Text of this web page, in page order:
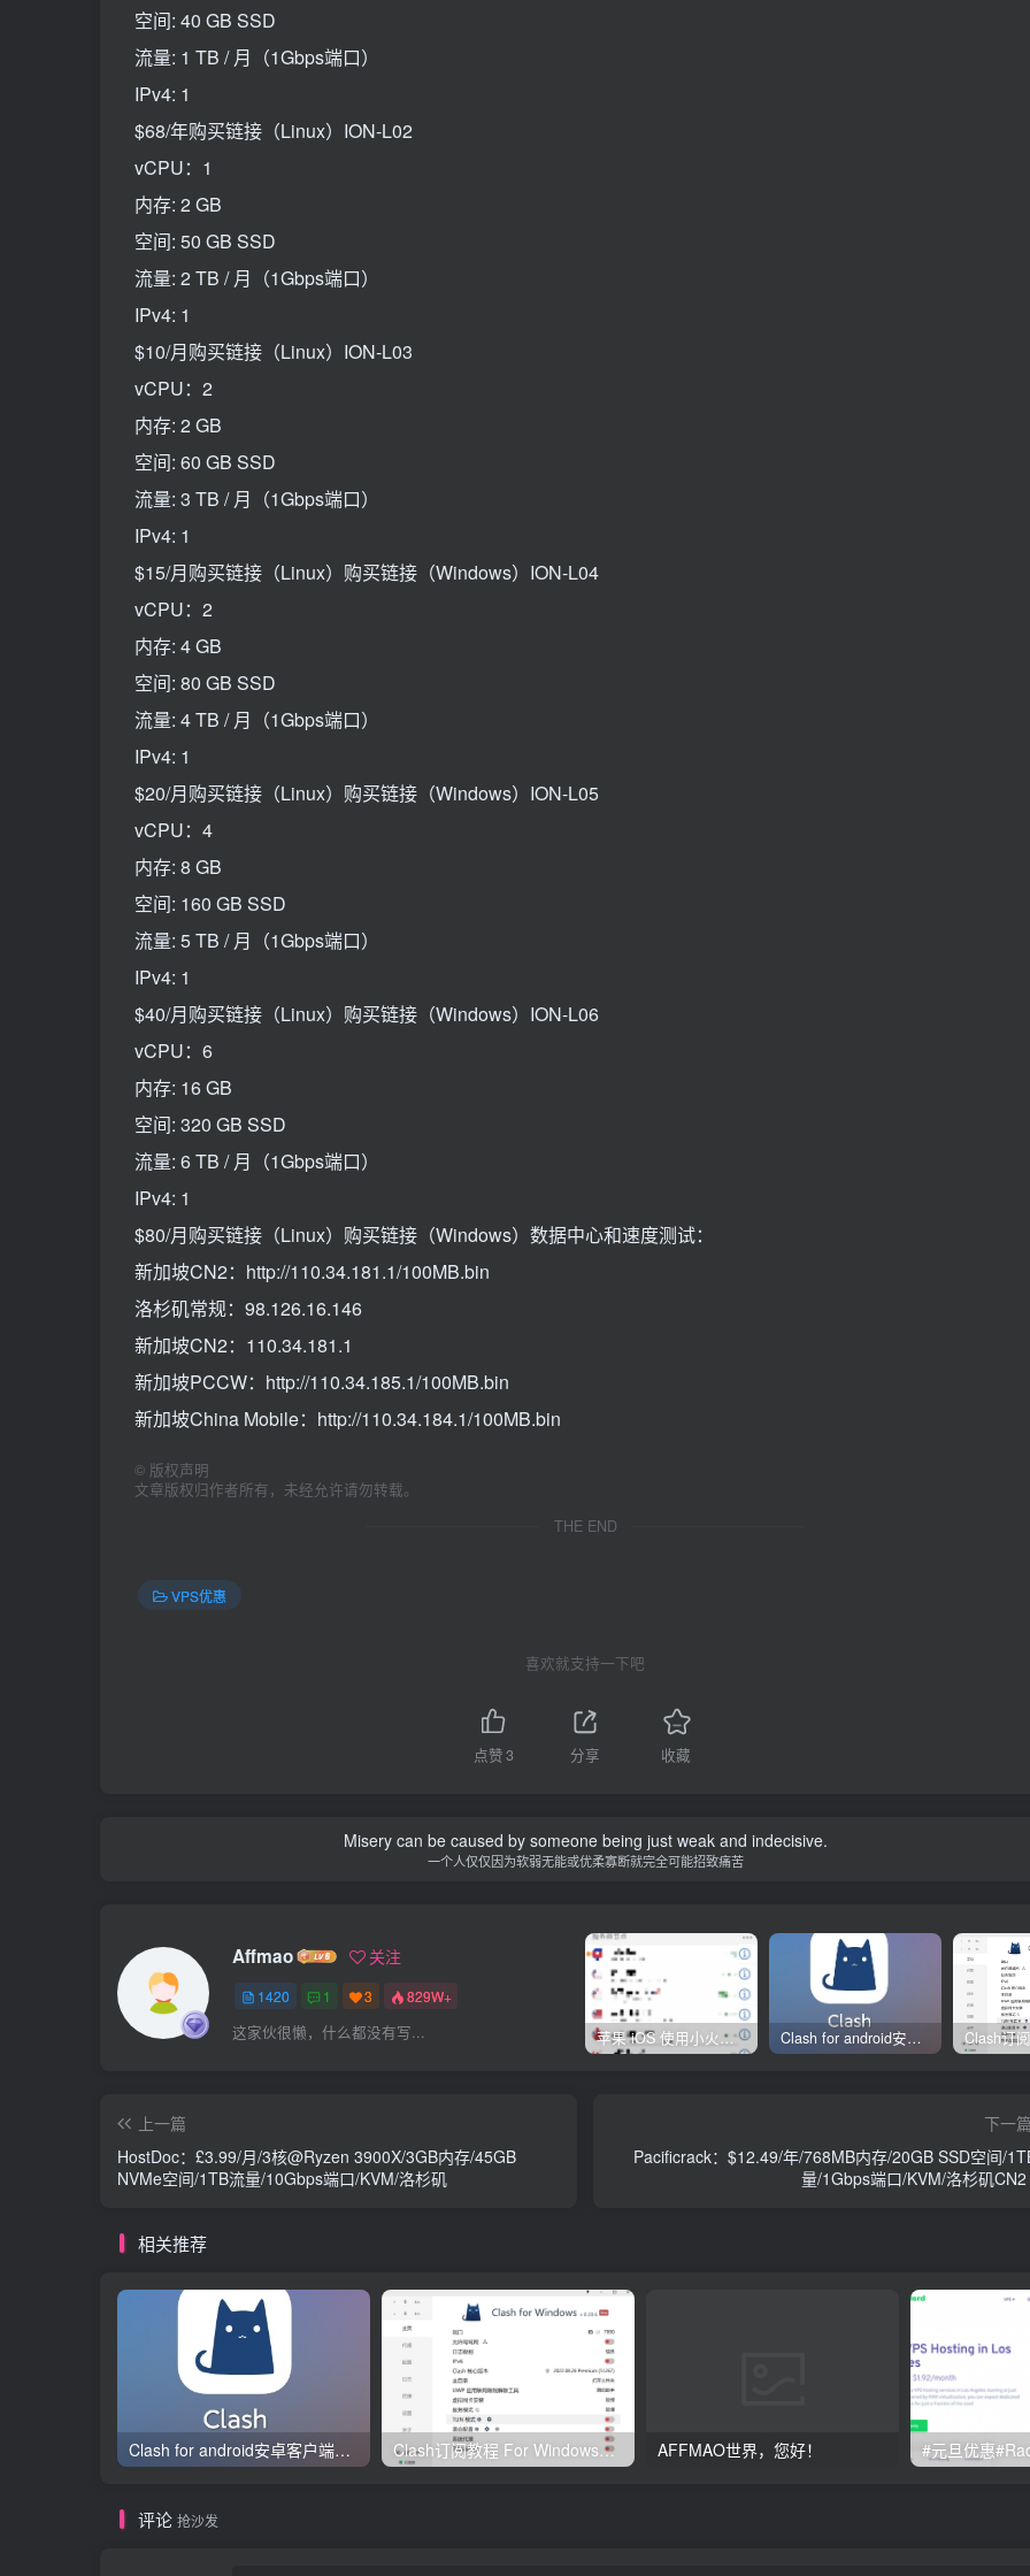
空间: 40 GB SSD
流量: 1 TB / 月（1Gbps端口）
IPv4: 1
$68/年购买链接（Linux）ION-L02
vCPU：1
内存: 2 GB
空间: 50 GB SSD
流量: 2 TB / 月（1Gbps端口）
IPv4: 1
$10/月购买链接（Linux）ION-L03
vCPU：2
内存: 2 GB
空间: 60 GB SSD
流量: 3 TB / 月（1Gbps端口）
IPv4: 1
$15/月购买链接（Linux）购买链接（Windows）ION-L04
vCPU：2
内存: 4 GB
空间: 80 GB SSD
流量: 4 TB / 月（1Gbps端口）
IPv4: 1
$20/月购买链接（Linux）购买链接（Windows）ION-L05
vCPU：4
内存: 8 GB
空间: 160 GB SSD
流量: 5 TB / 月（1Gbps端口）
IPv4: 1
$40/月购买链接（Linux）购买链接（Windows）ION-L06
vCPU：6
内存: 16 GB
空间: 320 GB SSD
流量: 6 TB / 月（1Gbps端口）
IPv4: 1
$80/月购买链接（Linux）购买链接（Windows）数据中心和速度测试：
新加坡CN2：http://110.34.181.1/100MB.bin
洛杉矶常规：98.126.16.146
新加坡CN2：110.34.181.1
新加坡PCCW：http://110.34.185.1/100MB.bin
新加坡China Mobile：http://110.34.184.1/100MB.bin
© 版权声明
文章版权归作者所有，未经允许请勿转载。
THE END
VPS优惠
喜欢就支持一下吧
点赞3 分享 收藏
Misery can be caused by someone being just weak and indecisive.
一个人仅仅因为软弱无能或优柔寡断就完全可能招致痛苦
Affmao 关注
1420 1 3 829W+
这家伙很懒，什么都没有写... 苹果 iOS 使用小火箭(shadowrocket)新手教程 Clash for android安卓客户端保姆级新手使用教程
上一篇
HostDoc：£3.99/月/3核@Ryzen 3900X/3GB内存/45GB
NVMe空间/1TB流量/10Gbps端口/KVM/洛杉矶
下一篇
Pacificrack：$12.49/年/768MB内存/20GB SSD空间/
量/1Gbps端口/KVM/洛杉矶
相关推荐
Clash for android安卓客户端保姆级新手使用教程 Clash订阅教程 For Windows中文使用图文教程 AFFMAO世界，您好！
评论 抢沙发